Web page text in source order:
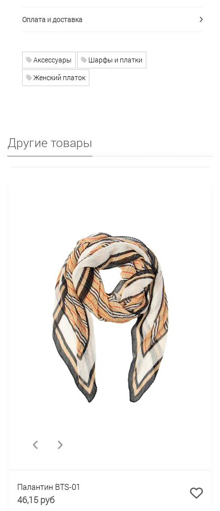
Оплата и доставка
Аксессуары
Шарфы и платки
Женский платок
Другие товары
Палантин BTS-01
46,15 руб